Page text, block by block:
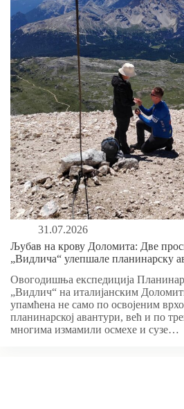
31.07.2026
Љубав на крову Доломита: Две
„Видлича“ улепшале планинарску
Овогодишња експедиција
„Видлич“ на италијанским
упамћена не само по освојеним
планинарској авантури, већ и по
многима измамили осмехе и сузе…